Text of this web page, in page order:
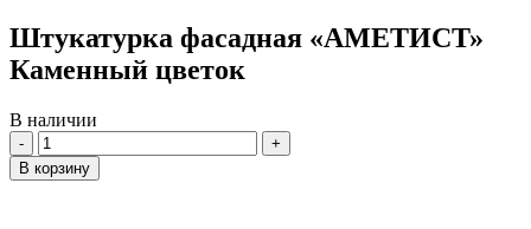
Штукатурка фасадная «АМЕТИСТ»
Каменный цветок
В наличии
Количество
В корзину